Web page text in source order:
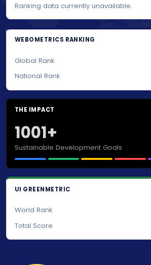
Ranking data currently unavailable.
WEBOMETRICS RANKING
Global Rank
National Rank
THE IMPACT
1001+
Sustainable Development Goals
UI GREENMETRIC
World Rank
Total Score